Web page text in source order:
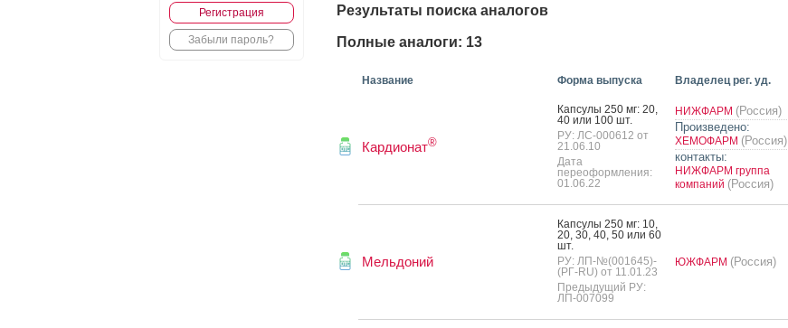
Регистрация
Забыли пароль?
Результаты поиска аналогов
Полные аналоги: 13
Название Форма выпуска Владелец рег. уд.
Кардионат®
Кап­су­лы 250 мг: 20,
40 или 100 шт.
РУ: ЛС-000612 от
21.06.10
Дата
переоформления:
01.06.22
НИЖФАРМ (Россия)
Произведено:
ХЕМОФАРМ (Россия)
контакты:
НИЖФАРМ группа
компаний (Россия)
Мельдоний
Кап­су­лы 250 мг: 10,
20, 30, 40, 50 или 60
шт.
РУ: ЛП-№(001645)-
(РГ-RU) от 11.01.23
Предыдущий РУ:
ЛП-007099
ЮЖФАРМ (Россия)